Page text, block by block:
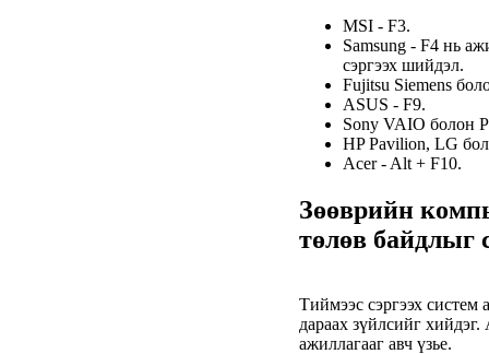
MSI - F3.
Samsung - F4 нь
сэргээх шийдэл.
Fujitsu Siemens
ASUS - F9.
Sony VAIO болон
HP Pavilion, LG
Acer - Alt + F10.
Зөөврийн
төлөв байдлыг
Тиймээс сэргээх систем
дараах зүйлсийг
ажиллагааг авч үзье.